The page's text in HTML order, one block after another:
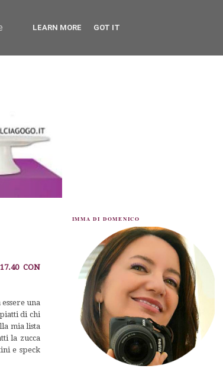
CON
una
di chi
mia lista
la zucca
e speck
IMMA DI DOMENICO
LEARN MORE GOT IT